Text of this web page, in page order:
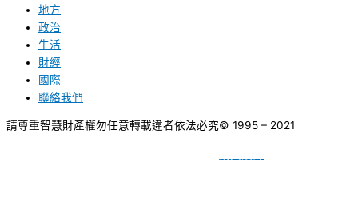
地方
政治
生活
財經
國際
聯絡我們
請尊重智慧財產權勿任意轉載違者依法必究© 1995 – 2021